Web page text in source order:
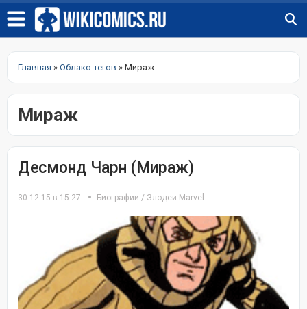
Главная » Облако тегов » Мираж
Мираж
Десмонд Чарн (Мираж)
30.12.15 в 15:27 Биографии / Злодеи Marvel